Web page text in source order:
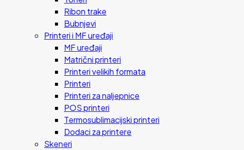
Ribon trake
Bubnjevi
Printeri i MF uređaji
MF uređaji
Matrični printeri
Printeri velikih formata
Printeri
Printeri za naljepnice
POS printeri
Termosublimacijski printeri
Dodaci za printere
Skeneri